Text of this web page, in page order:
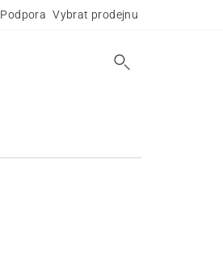
Podpora Vybrat prodejnu